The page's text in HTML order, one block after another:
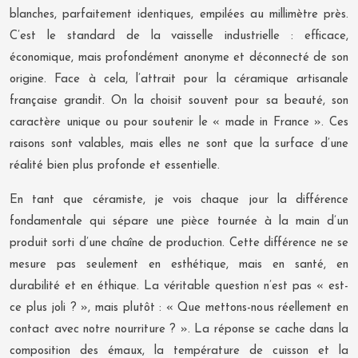
blanches, parfaitement identiques, empilées au millimètre près.
C’est le standard de la vaisselle industrielle : efficace,
économique, mais profondément anonyme et déconnecté de son
origine. Face à cela, l’attrait pour la céramique artisanale
française grandit. On la choisit souvent pour sa beauté, son
caractère unique ou pour soutenir le « made in France ». Ces
raisons sont valables, mais elles ne sont que la surface d’une
réalité bien plus profonde et essentielle.
En tant que céramiste, je vois chaque jour la différence
fondamentale qui sépare une pièce tournée à la main d’un
produit sorti d’une chaîne de production. Cette différence ne se
mesure pas seulement en esthétique, mais en santé, en
durabilité et en éthique. La véritable question n’est pas « est-
ce plus joli ? », mais plutôt : « Que mettons-nous réellement en
contact avec notre nourriture ? ». La réponse se cache dans la
composition des émaux, la température de cuisson et la